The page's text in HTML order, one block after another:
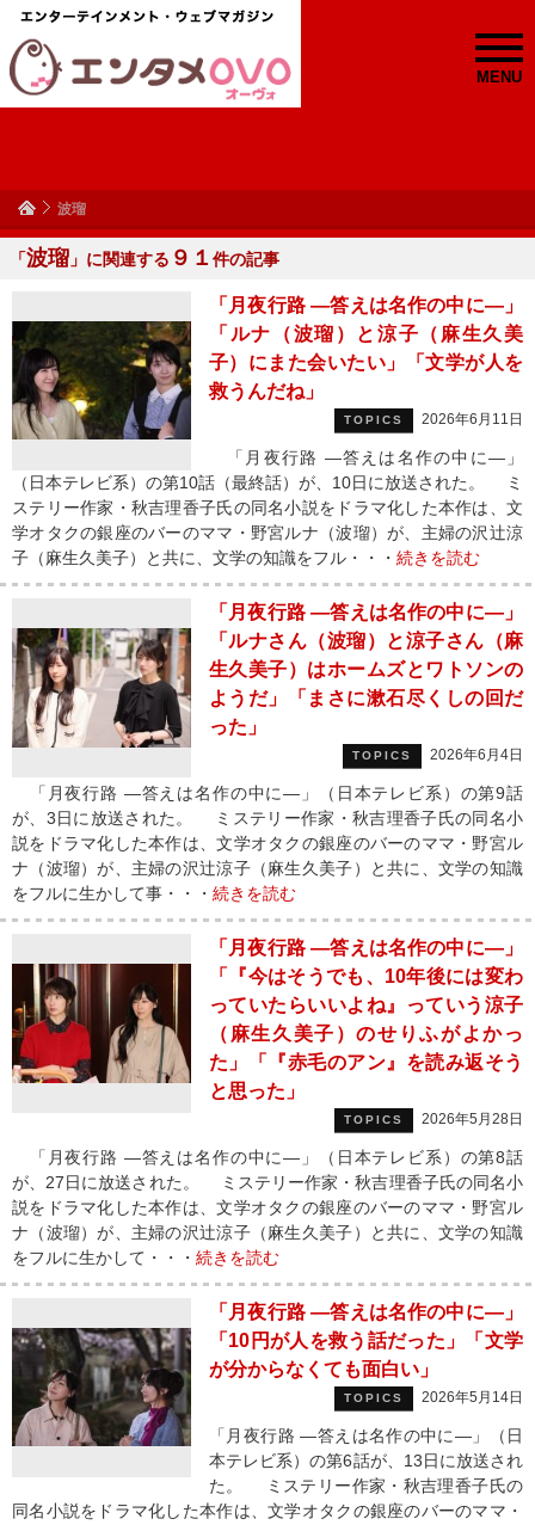
MENU
波瑠
「波瑠 」に関連する ９１ 件の記事
「月夜行路 ―答えは名作の中に―」
「ルナ（波瑠）と涼子（麻生久美
子）にまた会いたい」「文学が人を
救うんだね」
TOPICS 2026年6月11日
「月夜行路 ―答えは名作の中に―」
（日本テレビ系）の第10話（最終話）が、10日に放送された。 ミ
ステリー作家・秋吉理香子氏の同名小説をドラマ化した本作は、文
学オタクの銀座のバーのママ・野宮ルナ（波瑠）が、主婦の沢辻涼
子（麻生久美子）と共に、文学の知識をフル・・・ 続きを読む
「月夜行路 ―答えは名作の中に―」
「ルナさん（波瑠）と涼子さん（麻
生久美子）はホームズとワトソンの
ようだ」「まさに漱石尽くしの回だ
った」
TOPICS 2026年6月4日
「月夜行路 ―答えは名作の中に―」（日本テレビ系）の第9話
が、3日に放送された。 ミステリー作家・秋吉理香子氏の同名小
説をドラマ化した本作は、文学オタクの銀座のバーのママ・野宮ル
ナ（波瑠）が、主婦の沢辻涼子（麻生久美子）と共に、文学の知識
をフルに生かして事・・・ 続きを読む
「月夜行路 ―答えは名作の中に―」
「『今はそうでも、10年後には変わ
っていたらいいよね』っていう涼子
（麻生久美子）のせりふがよかっ
た」「『赤毛のアン』を読み返そう
と思った」
TOPICS 2026年5月28日
「月夜行路 ―答えは名作の中に―」（日本テレビ系）の第8話
が、27日に放送された。 ミステリー作家・秋吉理香子氏の同名小
説をドラマ化した本作は、文学オタクの銀座のバーのママ・野宮ル
ナ（波瑠）が、主婦の沢辻涼子（麻生久美子）と共に、文学の知識
をフルに生かして・・・ 続きを読む
「月夜行路 ―答えは名作の中に―」
「10円が人を救う話だった」「文学
が分からなくても面白い」
TOPICS 2026年5月14日
「月夜行路 ―答えは名作の中に―」（日
本テレビ系）の第6話が、13日に放送され
た。 ミステリー作家・秋吉理香子氏の
同名小説をドラマ化した本作は、文学オタクの銀座のバーのママ・